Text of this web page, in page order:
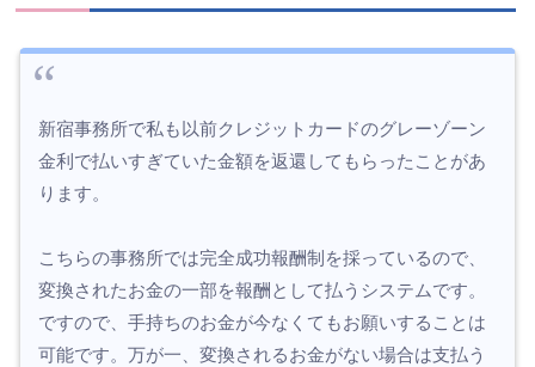
新宿事務所で私も以前クレジットカードのグレーゾーン
金利で払いすぎていた金額を返還してもらったことがあ
ります。
こちらの事務所では完全成功報酬制を採っているので、
変換されたお金の一部を報酬として払うシステムです。
ですので、手持ちのお金が今なくてもお願いすることは
可能です。万が一、変換されるお金がない場合は支払う